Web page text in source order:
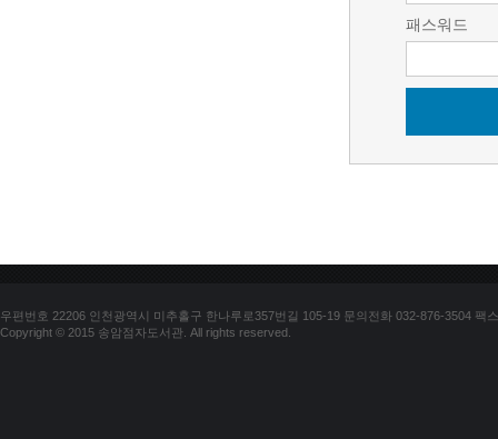
패스워드
우편번호 22206 인천광역시 미추홀구 한나루로357번길 105-19 문의전화 032-876-3504 팩
Copyright © 2015 송암점자도서관. All rights reserved.